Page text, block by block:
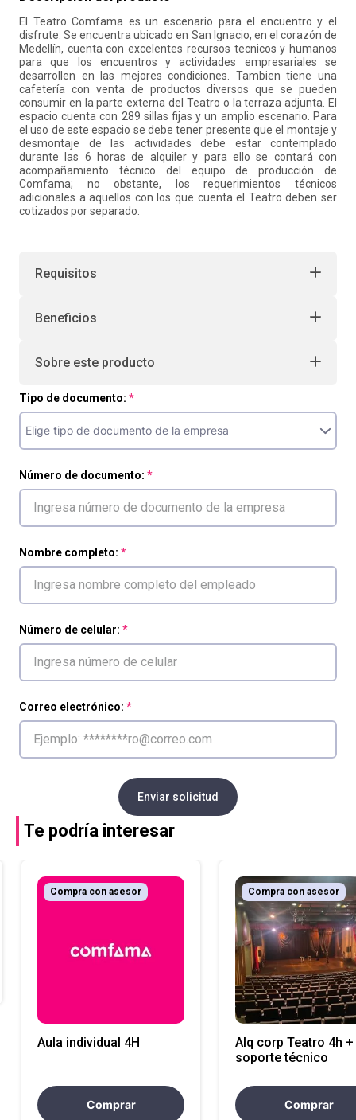
El Teatro Comfama es un escenario para el encuentro y el
disfrute. Se encuentra ubicado en San Ignacio, en el corazón de
Medellín, cuenta con excelentes recursos tecnicos y humanos
para que los encuentros y actividades empresariales se
desarrollen en las mejores condiciones. Tambien tiene una
cafetería con venta de productos diversos que se pueden
consumir en la parte externa del Teatro o la terraza adjunta. El
espacio cuenta con 289 sillas fijas y un amplio escenario. Para
el uso de este espacio se debe tener presente que el montaje y
desmontaje de las actividades debe estar contemplado
durante las 6 horas de alquiler y para ello se contará con
acompañamiento técnico del equipo de producción de
Comfama; no obstante, los requerimientos técnicos
adicionales a aquellos con los que cuenta el Teatro deben ser
cotizados por separado.
Requisitos
Beneficios
Sobre este producto
Tipo de documento:
Número de documento:
Nombre completo:
Número de celular:
Correo electrónico:
Enviar solicitud
Te podría interesar
Aula individual 4H
Comprar
Compra con asesor
Alq corp Teatro 4h +
soporte técnico
Comprar
Compra con asesor
10. liderazgo